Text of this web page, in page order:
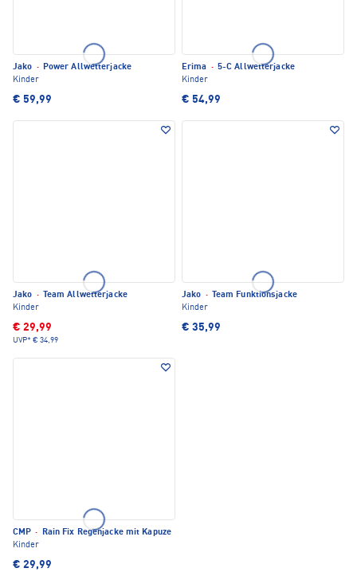
Jako · Power Allwetterjacke
Kinder
€ 59,99
Erima · 5-C Allwetterjacke
Kinder
€ 54,99
Jako ·
Team Allwetterjacke
Kinder
€ 29,99
UVP* € 34,99
Jako ·
Team Funktionsjacke
Kinder
€ 35,99
CMP ·
Rain Fix Regenjacke mit Kapuze
Kinder
€ 29,99